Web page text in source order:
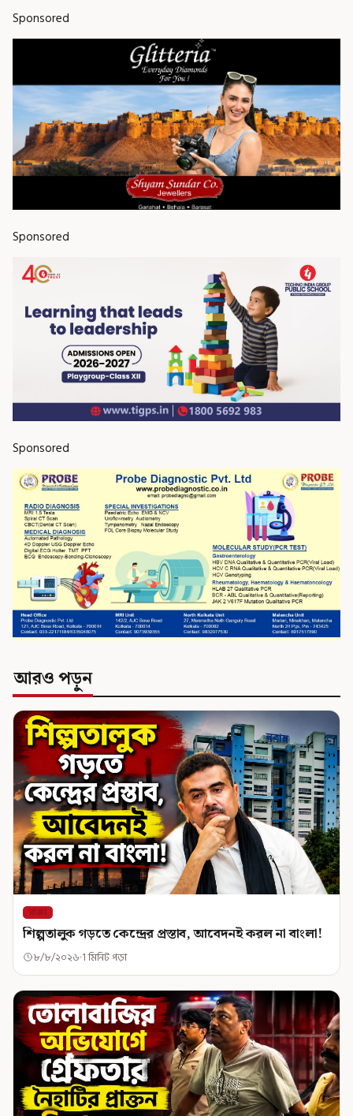
Sponsored
Sponsored
Sponsored
আরও পড়ুন
রাজ্য
শিল্পতালুক গড়তে কেন্দ্রের প্রস্তাব, আবেদনই করল না বাংলা!
৮/৮/২০২৬ 1 মিনিট পড়া